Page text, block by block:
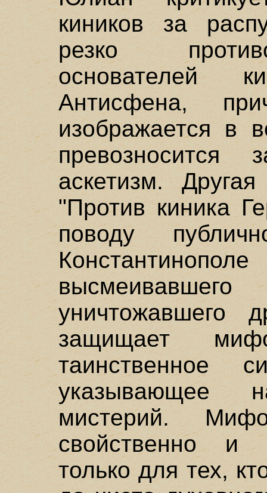
киников за
резко
основателей
Антисфена,
изображается в
аскетизм.
"Против киника
поводу
уничтожавшего
защищает
таинственное
указывающее
мистерий.
свойственно и
только для тех,